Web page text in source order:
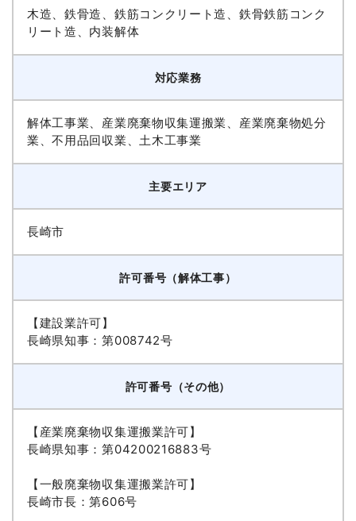
木造、鉄骨造、鉄筋コンクリート造、鉄骨鉄筋コンク
リート造、内装解体
対応業務
解体工事業、産業廃棄物収集運搬業、産業廃棄物処分
業、不用品回収業、土木工事業
主要エリア
長崎市
許可番号（解体工事）
【建設業許可】
長崎県知事：第008742号
許可番号（その他）
【産業廃棄物収集運搬業許可】
長崎県知事：第04200216883号
【一般廃棄物収集運搬業許可】
長崎市長：第606号